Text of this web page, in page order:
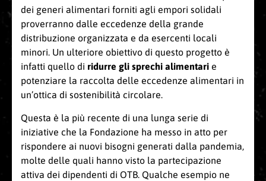
dei generi alimentari forniti agli empori solidali
proverranno dalle eccedenze della grande
distribuzione organizzata e da esercenti locali
minori. Un ulteriore obiettivo di questo progetto è
infatti quello di ridurre gli sprechi alimentari e
potenziare la raccolta delle eccedenze alimentari in
un’ottica di sostenibilità circolare.
Questa è la più recente di una lunga serie di
iniziative che la Fondazione ha messo in atto per
rispondere ai nuovi bisogni generati dalla pandemia,
molte delle quali hanno visto la partecipazione
attiva dei dipendenti di OTB. Qualche esempio ne